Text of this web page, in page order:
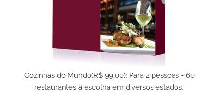
Cozinhas do Mundo(R$ 99,00): Para 2 pessoas - 60
restaurantes à escolha em diversos estados.